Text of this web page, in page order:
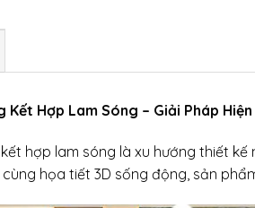
Kết Hợp Lam Sóng – Giải Pháp
hợp lam sóng là xu hướng thiết
họa tiết 3D sống động, sản